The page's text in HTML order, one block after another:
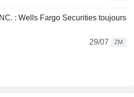
: Wells Fargo Securities toujours
29/07
ZM